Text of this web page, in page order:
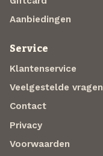
Aanbiedingen
Service
Klantenservice
Veelgestelde vragen
Contact
Privacy
Voorwaarden